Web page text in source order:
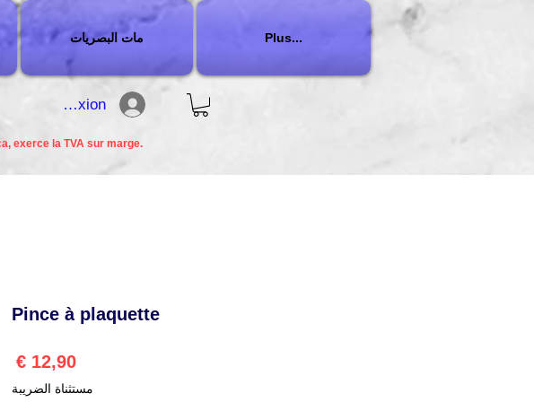
مات البصريات Plus...
connexion
exerce la TVA sur marge.
Pince à plaquette
مستثناة الضريبة